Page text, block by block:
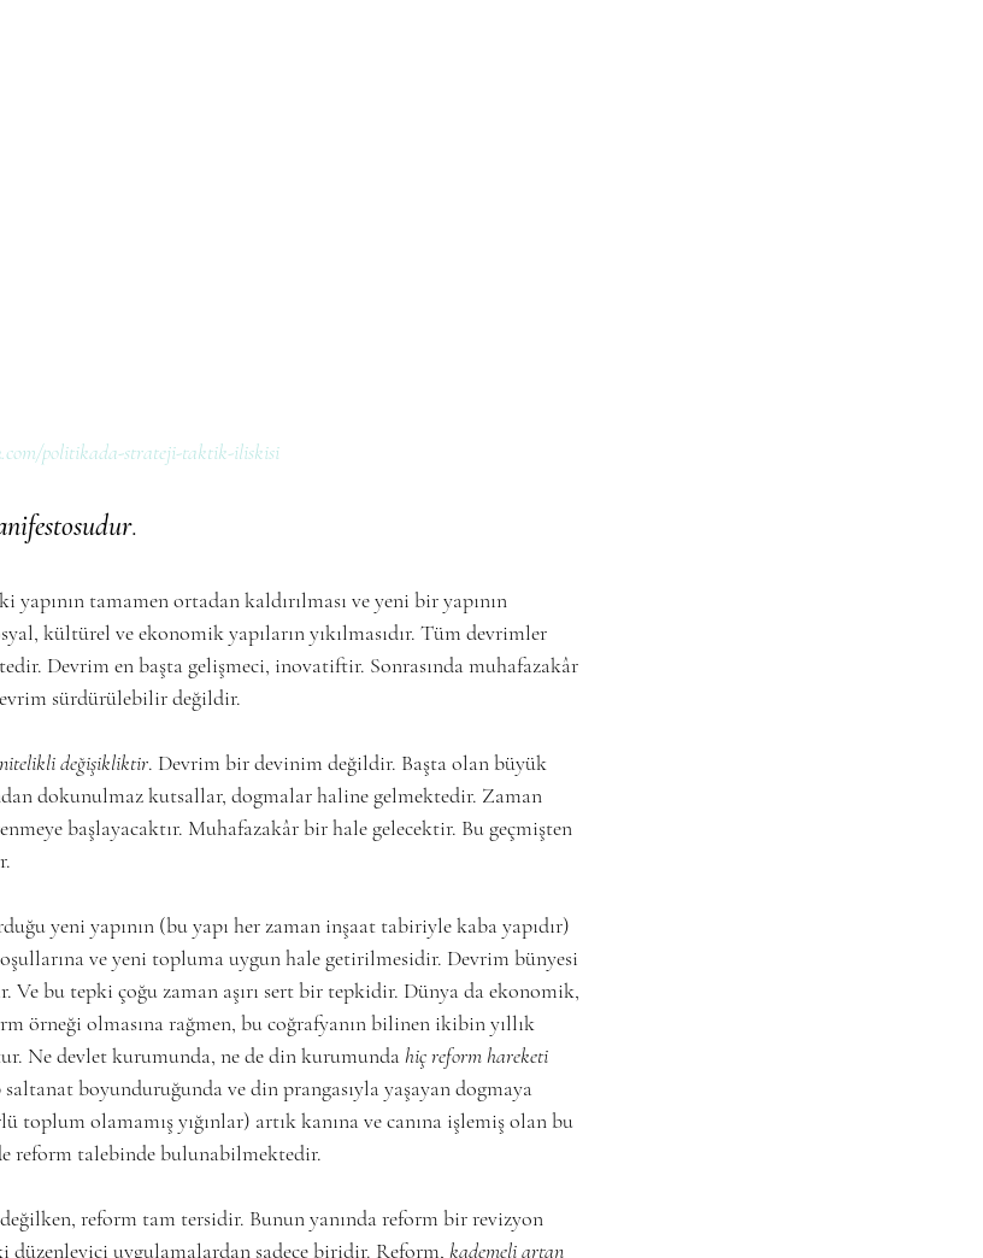
politikada-strateji-taktik-iliskisi
.
yapının tamamen ortadan kaldırılması ve yeni bir yapının
kültürel ve ekonomik yapıların yıkılmasıdır. Tüm devrimler
Devrim en başta gelişmeci, inovatiftir. Sonrasında muhafazakâr
sürdürülebilir değildir.
değişikliktir. Devrim bir devinim değildir. Başta olan büyük
dokunulmaz kutsallar, dogmalar haline gelmektedir. Zaman
başlayacaktır. Muhafazakâr bir hale gelecektir. Bu geçmişten
yeni yapının (bu yapı her zaman inşaat tabiriyle kaba yapıdır)
ve yeni topluma uygun hale getirilmesidir. Devrim bünyesi
Ve bu tepki çoğu zaman aşırı sert bir tepkidir. Dünya da ekonomik,
örneği olmasına rağmen, bu coğrafyanın bilinen ikibin yıllık
Ne devlet kurumunda, ne de din kurumunda hiç reform hareketi
boyunduruğunda ve din prangasıyla yaşayan dogmaya
olamamış yığınlar) artık kanına ve canına işlemiş olan bu
reform talebinde bulunabilmektedir.
reform tam tersidir. Bunun yanında reform bir revizyon
düzenleyici uygulamalardan sadece biridir. Reform, kademeli artan